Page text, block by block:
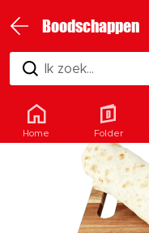
Boodschappen
Ik zoek...
Home Folder